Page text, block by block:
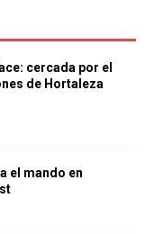
cercada por el
de Hortaleza
el mando en